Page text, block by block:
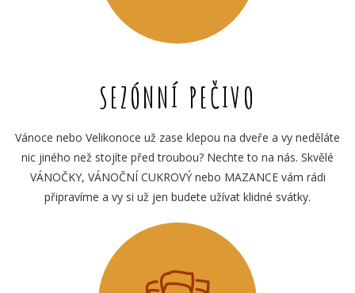
SEZÓNNÍ PEČIVO
Vánoce nebo Velikonoce už zase klepou na dveře a vy neděláte
nic jiného než stojíte před troubou? Nechte to na nás. Skvělé
VÁNOČKY, VÁNOČNÍ CUKROVÝ nebo MAZANCE vám rádi
připravíme a vy si už jen budete užívat klidné svátky.